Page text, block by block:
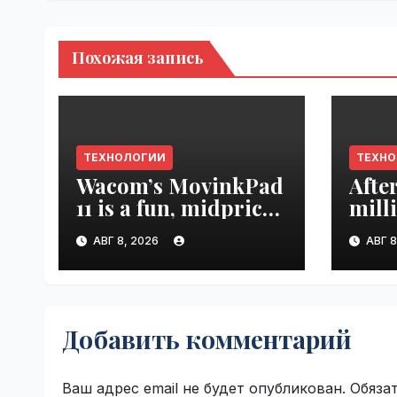
Похожая запись
ТЕХНОЛОГИИ
Wacom’s MovinkPad
11 is a fun, midpriced
entry point for
digital artists |
VseTime.ru
АВГ 8, 2026 АВГ
Добавить комментарий
Ваш адрес email не будет опубликован.